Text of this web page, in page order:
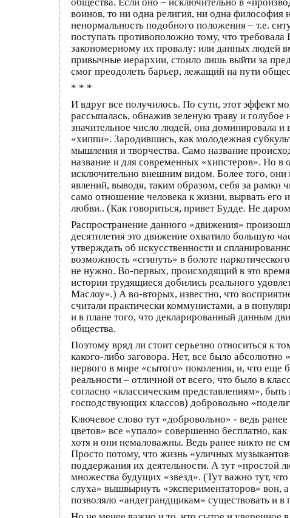
воинов, то ни одна религия, ни одна философия
ненормальность подобного положения – т.е.
поступать противоположно тому, что
закономерному их провалу: или данных людей
привычные иерархии, стоило лишь выйти за
смог преодолеть барьер, лежащий на пути
* * *
И вдруг все получилось. По сути, этот эффект
рассыпалась, обнажив зеленую траву и голубое
значительное число людей, она доминировала
«хиппи». Зародившись, как молодежная
мышления и творчества. Само название
название и для современных «хипстеров». Но в
исключительно внешним видом. Более того,
явлений, выводя, таким образом, себя за рамки
само отношение человека к жизни, вырвать его
любви.. (Как говориться, привет Будде. Не
Распространение данного «движения»
десятилетия это движение охватило большую
утверждать об искусственности и
возможность «сгинуть» в болоте
не нужно. Во-первых, происходящий в это время
истории трудящиеся добились реального
Маслоу».) А во-вторых, известно, что
считали практически коммунистами, а в
и в плане того, что декларированный данным
общества.
Поэтому вряд ли стоит серьезно относиться к
какого-либо заговора. Нет, все было
первого в мире «сытого» поколения, и, что
реальности – отличной от всего, что было в
согласно «классическим представлениям»,
господствующих классов) добровольно
Ключевое слово тут «добровольно» - ведь
цветов» все «упало» совершенно бесплатно,
хотя и они немаловажны. Ведь ранее никто не
Просто потому, что жизнь «уличных
поддержания их деятельности. А тут «простой
множества будущих «звезд». (Тут важно тут,
слуха» вышвырнуть «экспериментаторов» вон,
позволяло «андеграндщикам» существовать и